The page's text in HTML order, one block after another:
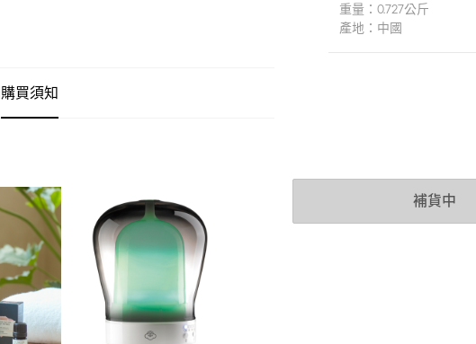
購買須知
重量： 0.727公斤
產地： 中國
補貨中